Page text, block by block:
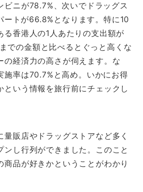
ビニが78.7%、次いでドラッグス
ートが66.8%となります。特に10
る香港人の1人あたりの支出額が
での金額と比べるとぐっと高くな
の経済力の高さが伺えます。な
施率は70.7%と高め。いかにお得
という情報を旅行前にチェックし
販店やドラッグストアなど多く
ンし行列ができました。このこと
商品が好きかということがわかり